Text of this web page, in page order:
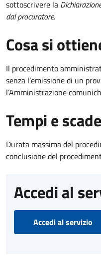
sottoscrivere la
dal procuratore.
Cosa si
Il procedimento
senza l’emissione di un
l’Amministrazione
Tempi e
Durata massima del
conclusione del
Accedi al
Accedi al servizio